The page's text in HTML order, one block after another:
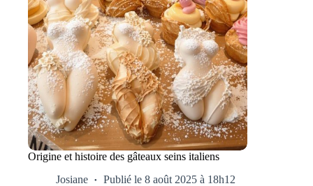
Origine et histoire des gâteaux seins italiens
Josiane
Publié le 8 août 2025 à 18h12